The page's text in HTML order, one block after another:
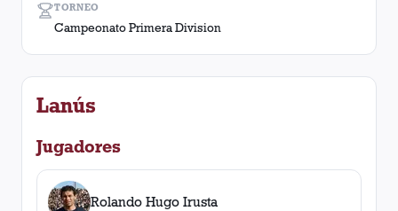
TORNEO
Campeonato Primera Division
Lanús
Jugadores
Rolando Hugo Irusta